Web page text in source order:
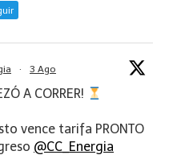
· 3 Ago
A CORRER!
vence tarifa PRONTO
@CC_Energia